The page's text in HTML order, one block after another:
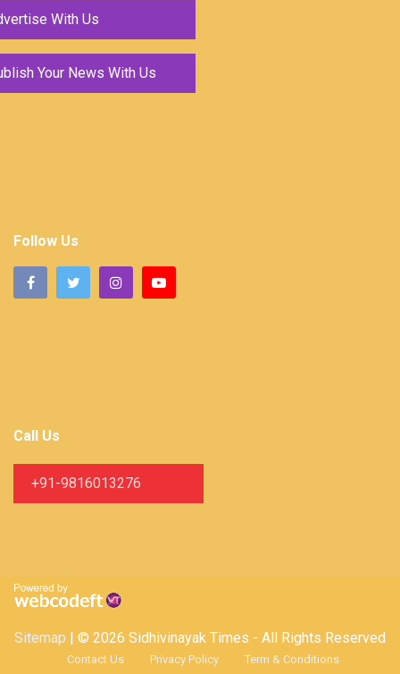
With Us
Your News With Us
Follow Us
Call Us
+91-9816013276
Sitemap | © 2026 Sidhivinayak Times - All Rights Reserved
Contact Us Privacy Policy Term & Conditions